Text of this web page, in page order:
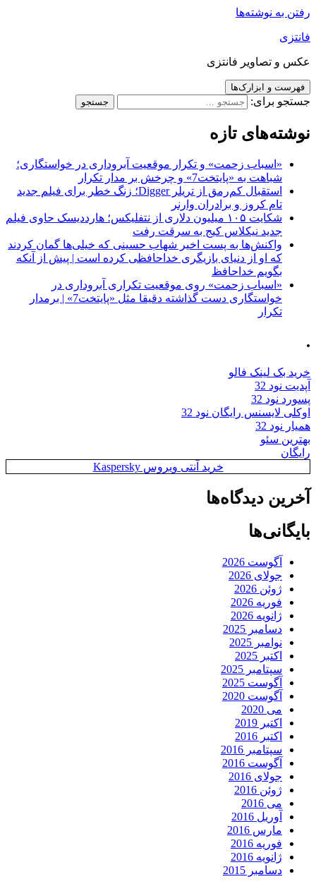
رفتن به نوشته‌ها
فانتزی
عکس و تصاویر فانتزی
فهرست و ابزارک‌ها
جستجو برای:
نوشته‌های تازه
«اسباب زحمت» و تکرار موقعیت آبروداری در خواستگاری؛
شباهت به «پایتخت7» و چرخش بر مدار تکرار
استقبال کم‌رمق از تریلر Digger؛ زنگ خطر برای فیلم جدید
تام کروز و برادران وارنر
شکایت ۱۰۵ میلیون دلاری از نتفلیکس؛ هارددیسک حاوی فیلم
جدید نیکلاس کیج به سرقت رفت
واکنش‌ها به پست اخیر شهاب حسینی که خیلی‌ها گمان کردند
که او از دنیای بازیگری خداحافظی کرده است | پیش از آنکه
بگویم خداحافظ
«اسباب زحمت» روی موقعیت تکراری آبروداری در
خواستگاری دست گذاشته دقیقا مثل «پایتخت7» | برمدار
تکرار
.
خرید بک لینک فالو
آپدیت نود 32
پسورد نود 32
اوکلی لایسنس رایگان نود 32
همیار نود 32
بهترین سئو
رایگان
خرید آنتی ویروس Kaspersky
آخرین دیدگاه‌ها
بایگانی‌ها
آگوست 2026
جولای 2026
ژوئن 2026
فوریه 2026
ژانویه 2026
دسامبر 2025
نوامبر 2025
اکتبر 2025
سپتامبر 2025
آگوست 2025
آگوست 2020
می 2020
اکتبر 2019
اکتبر 2016
سپتامبر 2016
آگوست 2016
جولای 2016
ژوئن 2016
می 2016
آوریل 2016
مارس 2016
فوریه 2016
ژانویه 2016
دسامبر 2015